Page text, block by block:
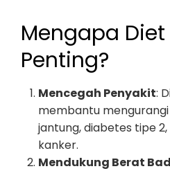
Mengapa
Penting?
Mencegah Penyakit:
membantu
jantung, diabetes tipe
kanker.
Mendukung Berat